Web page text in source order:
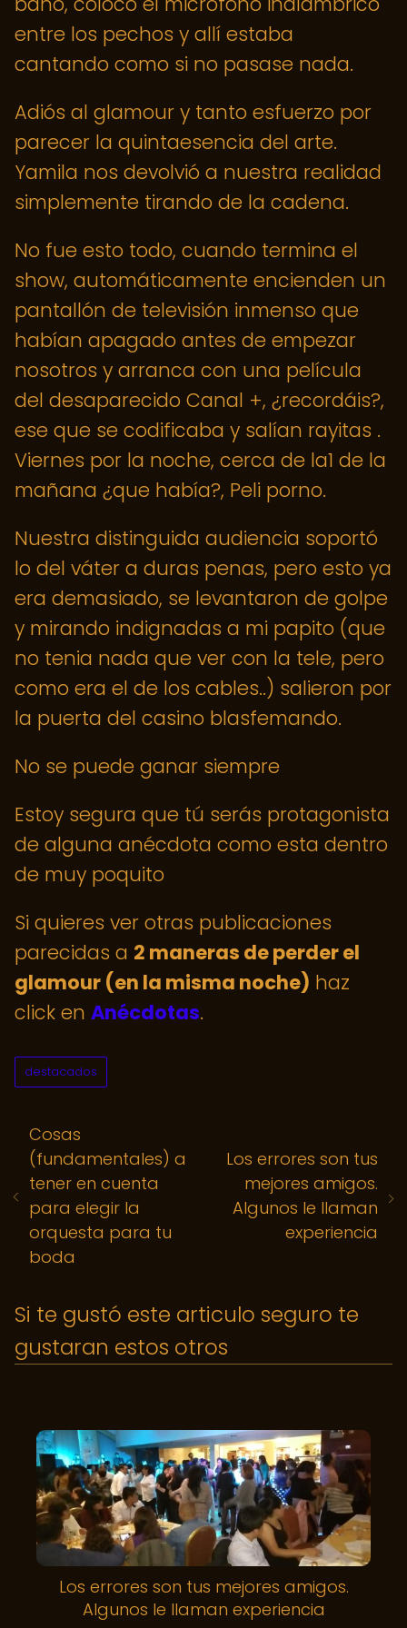
entre los pechos y allí estaba
cantando como si no pasase nada.
Adiós al glamour y tanto esfuerzo por
parecer la quintaesencia del arte.
Yamila nos devolvió a nuestra realidad
simplemente tirando de la cadena.
No fue esto todo, cuando termina el
show, automáticamente encienden un
pantallón de televisión inmenso que
habían apagado antes de empezar
nosotros y arranca con una película
del desaparecido Canal +, ¿recordáis?,
ese que se codificaba y salían rayitas .
Viernes por la noche, cerca de la1 de la
mañana ¿que había?, Peli porno.
Nuestra distinguida audiencia soportó
lo del váter a duras penas, pero esto ya
era demasiado, se levantaron de golpe
y mirando indignadas a mi papito (que
no tenia nada que ver con la tele, pero
como era el de los cables..) salieron por
la puerta del casino blasfemando.
No se puede ganar siempre
Estoy segura que tú serás protagonista
de alguna anécdota como esta dentro
de muy poquito
Si quieres ver otras publicaciones
parecidas a 2 maneras de perder el
glamour (en la misma noche) haz
click en Anécdotas.
destacados
Cosas
(fundamentales) a
tener en cuenta
para elegir la
orquesta para tu
boda
Los errores son tus
mejores amigos.
Algunos le llaman
experiencia
Si te gustó este articulo seguro te
gustaran estos otros
Los errores son tus mejores amigos.
Algunos le llaman experiencia